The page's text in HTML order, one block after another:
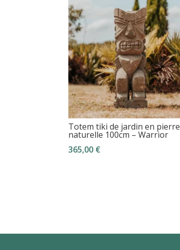
Totem tiki de jardin en pierre
naturelle 100cm – Warrior
365,00 €